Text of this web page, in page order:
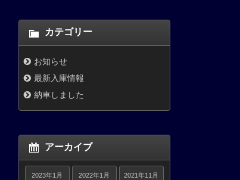
カテゴリー
お知らせ
最新入庫情報
納車しました
アーカイブ
2023年1月 2022年1月 2021年11月